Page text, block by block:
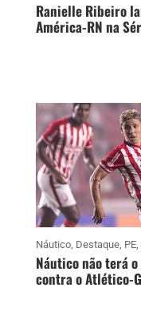
Ranielle Ribeiro
América-RN na
Náutico, Destaque, PE,
Náutico não terá
contra o Atlético-